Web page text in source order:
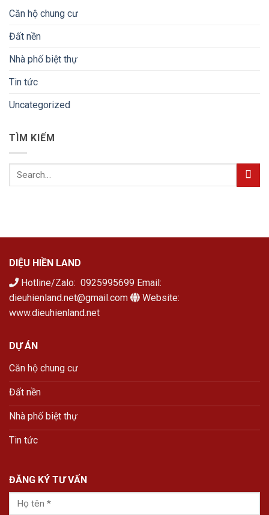
Căn hộ chung cư
Đất nền
Nhà phố biệt thự
Tin tức
Uncategorized
TÌM KIẾM
DIỆU HIỀN LAND
Hotline/Zalo: 0925995699 Email:
dieuhienland.net@gmail.com
Website:
www.dieuhienland.net
DỰ ÁN
Căn hộ chung cư
Đất nền
Nhà phố biệt thự
Tin tức
ĐĂNG KÝ TƯ VẤN